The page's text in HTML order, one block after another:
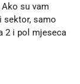
su vam
sektor, samo
2 i pol mjeseca